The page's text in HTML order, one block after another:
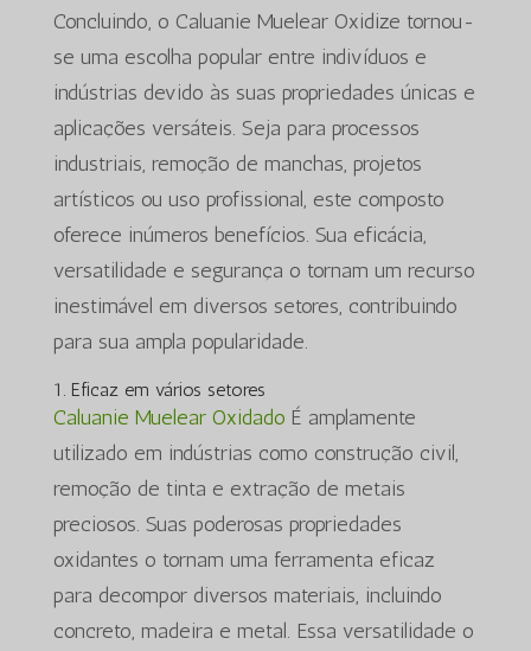
Concluindo, o Caluanie Muelear Oxidize tornou-
se uma escolha popular entre indivíduos e
indústrias devido às suas propriedades únicas e
aplicações versáteis. Seja para processos
industriais, remoção de manchas, projetos
artísticos ou uso profissional, este composto
oferece inúmeros benefícios. Sua eficácia,
versatilidade e segurança o tornam um recurso
inestimável em diversos setores, contribuindo
para sua ampla popularidade.
1. Eficaz em vários setores
Caluanie Muelear Oxidado É amplamente
utilizado em indústrias como construção civil,
remoção de tinta e extração de metais
preciosos. Suas poderosas propriedades
oxidantes o tornam uma ferramenta eficaz
para decompor diversos materiais, incluindo
concreto, madeira e metal. Essa versatilidade o